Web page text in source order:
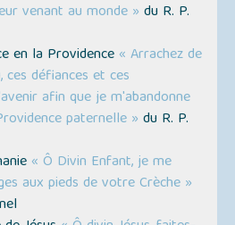
venant au monde » du R. P.
en la Providence « Arrachez de
défiances et ces
afin que je m'abandonne
paternelle » du R. P.
« Ô Divin Enfant, je me
aux pieds de votre Crèche »